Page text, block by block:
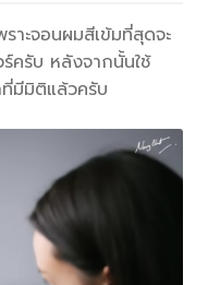
าะจอนผมสีเข้มที่สุดจะ
ครับ หลังจากนั้นใช้
มีมิติแล้วครับ